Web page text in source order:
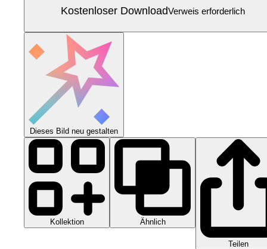
Kostenloser DownloadVerweis erforderlich
Dieses Bild neu gestalten
Kollektion Ähnlich
Teilen